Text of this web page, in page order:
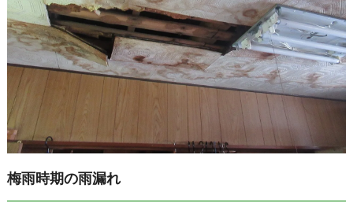
梅雨時期の雨漏れ